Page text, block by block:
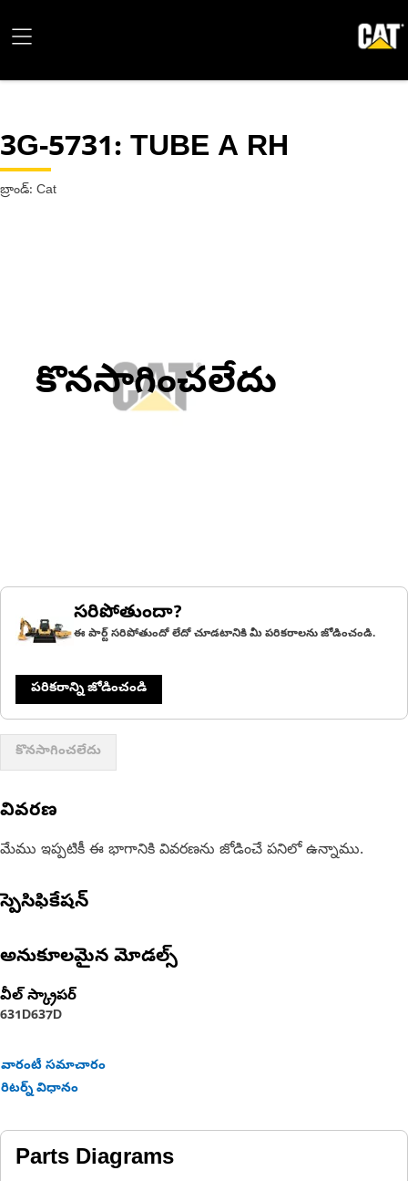
3G-5731: TUBE A RH
బ్రాండ్: Cat
కొనసాగించలేదు
సరిపోతుందా?
ఈ పార్ట్ సరిపోతుందో లేదో చూడటానికి మీ పరికరాలను జోడించండి.
పరికరాన్ని జోడించండి
కొనసాగించలేదు
వివరణ
మేము ఇప్పటికీ ఈ భాగానికి వివరణను జోడించే పనిలో ఉన్నాము.
స్పెసిఫికేషన్
అనుకూలమైన మోడల్స్
వీల్ స్క్రాపర్‌
631D637D
వారంటీ సమాచారం
రిటర్న్ విధానం
Parts Diagrams